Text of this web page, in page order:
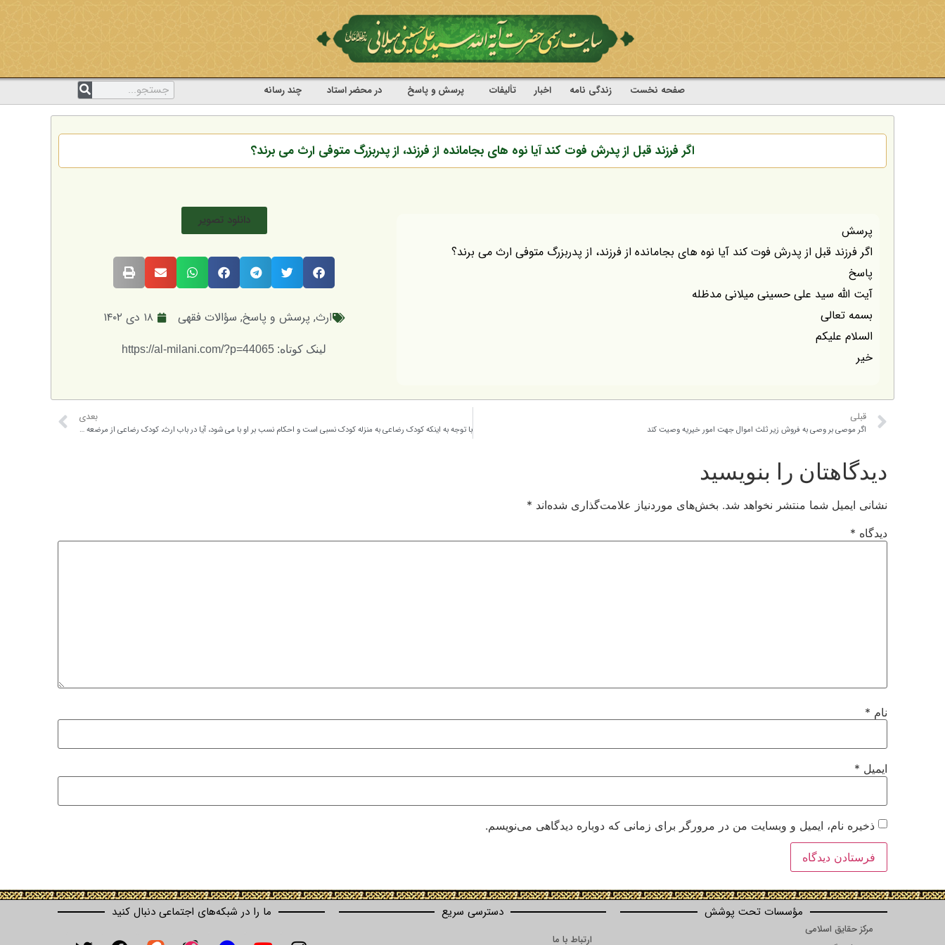
صفحه نخست زندگی نامه اخبار تألیفات پرسش و پاسخ در محضر استاد چند رسانه
اگر فرزند قبل از پدرش فوت کند آیا نوه های بجامانده از فرزند، از پدربزرگ متوفی ارث می برند؟
پرسش
اگر فرزند قبل از پدرش فوت کند آیا نوه های بجامانده از فرزند، از پدربزرگ متوفی ارث می برند؟
پاسخ
آیت الله سید علی حسینی میلانی مدظله
بسمه تعالی
السلام علیکم
خیر
دانلود تصویر
ارث, پرسش و پاسخ, سؤالات فقهی ۱۸ دی ۱۴۰۲
لینک کوتاه: https://al-milani.com/?p=44065
قبلی
اگر موصی بر وصی به فروش زیر ثلث اموال جهت امور خیریه وصیت کند
بعدی
با توجه به اینکه کودک رضاعی به منزله کودک نسبی است و احکام نسب بر او با می شود، آیا در باب ارث، کودک رضاعی از مرضعه و صاحب لبن ارث می برد؟ در حالت عکس چطور، آیا پدر و مادر رضاعی کودک از او ارث می برند؟
دیدگاهتان را بنویسید
نشانی ایمیل شما منتشر نخواهد شد. بخش‌های موردنیاز علامت‌گذاری شده‌اند *
دیدگاه *
نام *
ایمیل *
ذخیره نام، ایمیل و وبسایت من در مرورگر برای زمانی که دوباره دیدگاهی می‌نویسم.
مؤسسات تحت پوشش
مرکز حقایق اسلامی
دسترسی سریع
ارتباط با ما
ما را در شبکه‌های اجتماعی دنبال کنید